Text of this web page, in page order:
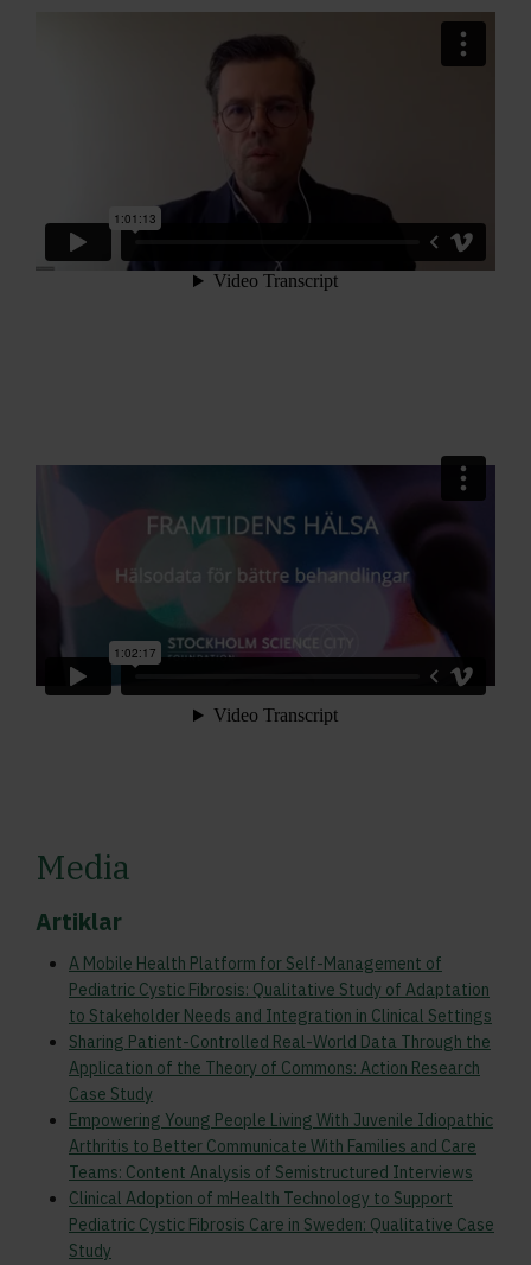
Media
Artiklar
A Mobile Health Platform for Self-Management of
Pediatric Cystic Fibrosis: Qualitative Study of Adaptation
to Stakeholder Needs and Integration in Clinical Settings
Sharing Patient-Controlled Real-World Data Through the
Application of the Theory of Commons: Action Research
Case Study
Empowering Young People Living With Juvenile Idiopathic
Arthritis to Better Communicate With Families and Care
Teams: Content Analysis of Semistructured Interviews
Clinical Adoption of mHealth Technology to Support
Pediatric Cystic Fibrosis Care in Sweden: Qualitative Case
Study